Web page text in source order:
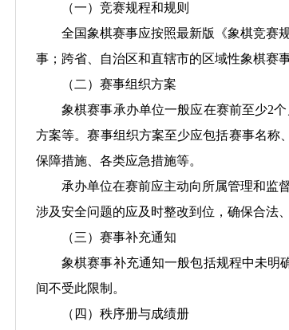
（一）竞赛规程和规则
全国象棋赛事应按照最新版《象棋竞赛
事；跨省、自治区和直辖市的区域性象棋赛
（二）赛事组织方案
象棋赛事承办单位一般应在赛前至少2
方案等。赛事组织方案至少应包括赛事名称
保障措施、各类应急措施等。
承办单位在赛前应主动向所属管理和监
涉及安全问题的应及时整改到位，确保合法
（三）赛事补充通知
象棋赛事补充通知一般包括规程中未明
间不受此限制。
（四）秩序册与成绩册